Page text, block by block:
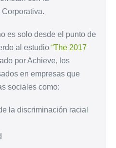
es solo desde el punto de
al estudio “The 2017
por Achieve, los
en empresas que
sociales como:
la discriminación racial